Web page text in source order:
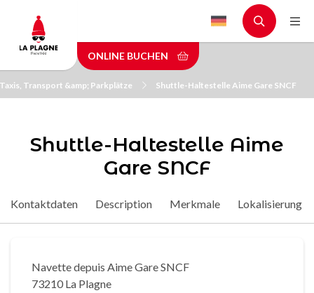
main
content
ONLINE BUCHEN
Taxis, Transport &amp; Parkplätze Shuttle-Haltestelle Aime Gare SNCF
Shuttle-Haltestelle Aime
Gare SNCF
Kontaktdaten Description Merkmale Lokalisierung
Navette depuis Aime Gare SNCF
73210 La Plagne